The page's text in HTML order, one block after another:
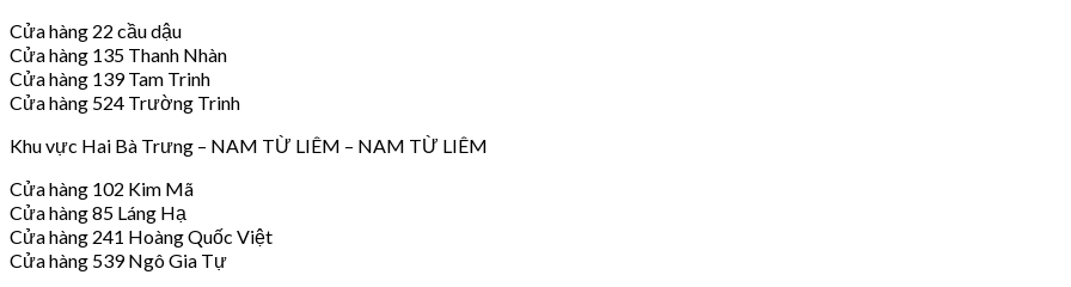
Cửa hàng 22 cầu dậu
Cửa hàng 135 Thanh Nhàn
Cửa hàng 139 Tam Trinh
Cửa hàng 524 Trường Trinh
Khu vực Hai Bà Trưng – NAM TỪ LIÊM – NAM TỪ LIÊM
Cửa hàng 102 Kim Mã
Cửa hàng 85 Láng Hạ
Cửa hàng 241 Hoàng Quốc Việt
Cửa hàng 539 Ngô Gia Tự